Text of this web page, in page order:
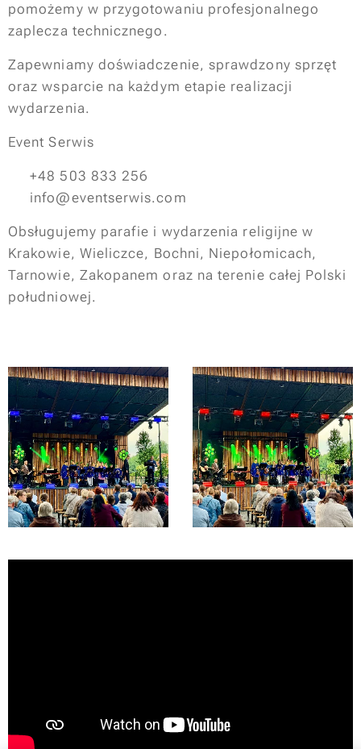
pomożemy w przygotowaniu profesjonalnego
zaplecza technicznego.
Zapewniamy doświadczenie, sprawdzony sprzęt
oraz wsparcie na każdym etapie realizacji
wydarzenia.
Event Serwis
📞 +48 503 833 256
📧 info@eventserwis.com
Obsługujemy parafie i wydarzenia religijne w
Krakowie, Wieliczce, Bochni, Niepołomicach,
Tarnowie, Zakopanem oraz na terenie całej Polski
południowej.